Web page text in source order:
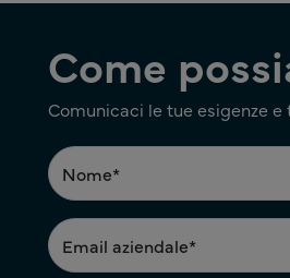
Come
Comunicaci le tue esigenze